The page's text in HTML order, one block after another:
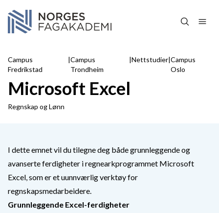
Hopp over navigasjon
Campus
Fredrikstad
|Campus
Trondheim
|Nettstudier|Campus
Oslo
Microsoft Excel
Regnskap og Lønn
I dette emnet vil du tilegne deg både grunnleggende og
avanserte ferdigheter i regnearkprogrammet Microsoft
Excel, som er et uunnværlig verktøy for
regnskapsmedarbeidere.
Grunnleggende Excel-ferdigheter